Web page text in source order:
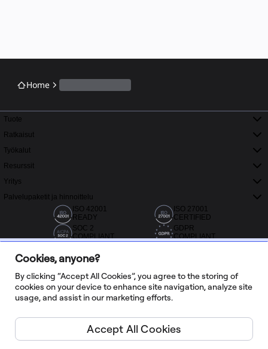
Home
Tuote
Ratkaisut
Työkalut
Resurssit
Yritys
Palvelupaketit ja hinnoittelu
ISO 42001
READY
ISO 27001
CERTIFIED
SOC 2
COMPLIANT
GDPR
COMPLIANT
Yli 20 000 arvostelua Capterrassa, G2:ssa ja Trustradiuksessa
Cookies, anyone?
By clicking “Accept All Cookies”, you agree to the storing of
cookies on your device to enhance site navigation, analyze site
usage, and assist in our marketing efforts.
Accept All Cookies